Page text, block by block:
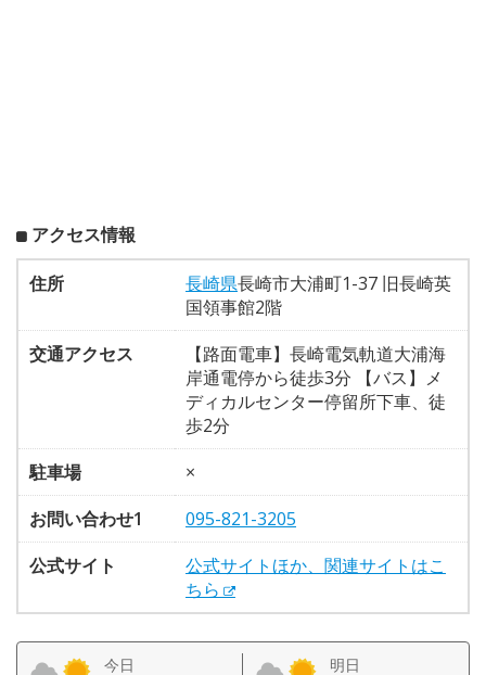
アクセス情報
住所 長崎県長崎市大浦町1-37 旧長崎英
国領事館2階
交通アクセス
【路面電車】長崎電気軌道大浦海
岸通電停から徒歩3分 【バス】メ
ディカルセンター停留所下車、徒
歩2分
駐車場
×
お問い合わせ1
095-821-3205
公式サイト
公式サイトほか、関連サイトはこ
ちら
今日 明日